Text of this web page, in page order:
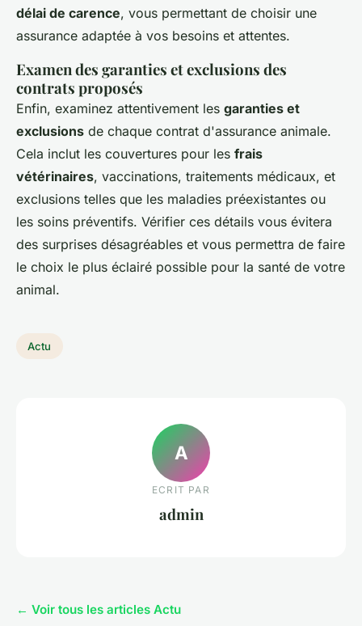
délai de carence, vous permettant de choisir une
assurance adaptée à vos besoins et attentes.
Examen des garanties et exclusions des
contrats proposés
Enfin, examinez attentivement les garanties et
exclusions de chaque contrat d'assurance animale.
Cela inclut les couvertures pour les frais
vétérinaires, vaccinations, traitements médicaux, et
exclusions telles que les maladies préexistantes ou
les soins préventifs. Vérifier ces détails vous évitera
des surprises désagréables et vous permettra de faire
le choix le plus éclairé possible pour la santé de votre
animal.
Actu
A
ECRIT PAR
admin
← Voir tous les articles Actu